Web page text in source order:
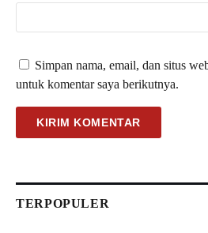
Simpan nama, email, dan situs
untuk komentar saya berikutnya.
TERPOPULER